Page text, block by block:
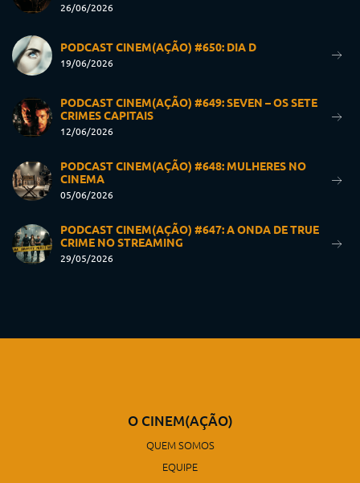
26/06/2026
PODCAST CINEM(AÇÃO) #650: DIA D
19/06/2026
PODCAST CINEM(AÇÃO) #649: SEVEN – OS SETE
CRIMES CAPITAIS
12/06/2026
PODCAST CINEM(AÇÃO) #648: MULHERES NO
CINEMA
05/06/2026
PODCAST CINEM(AÇÃO) #647: A ONDA DE TRUE
CRIME NO STREAMING
29/05/2026
O CINEM(AÇÃO)
QUEM SOMOS
EQUIPE